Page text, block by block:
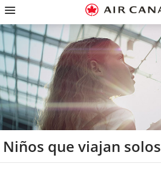
página
de
inicio
Omitir
pasar
a
la
pantalla
de
navegación
principal
Omitir
pasar
al
contenido
campo
de
búsqueda
Omitir
pasar
a
los
vínculos
del
pie
de
página
Omitir
pasar
al
mapa
del
sitio
Omitir
pasar
a
Contáctenos
Niños que viajan solos